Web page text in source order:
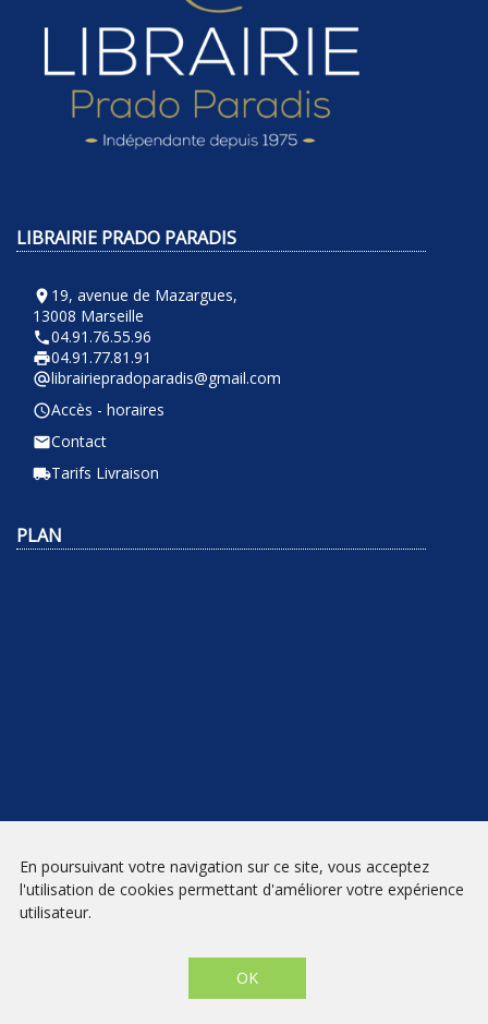
LIBRAIRIE PRADO PARADIS
room 19, avenue de Mazargues,
13008 Marseille
phone04.91.76.55.96
local_printshop04.91.77.81.91
alternate_emaillibrairiepradoparadis@gmail.com
query_builderAccès - horaires
emailContact
local_shippingTarifs Livraison
PLAN
INSCRIPTION
Paradis - Marseille © 2026 - Site créé par
En poursuivant votre navigation sur ce site, vous acceptez
l'utilisation de cookies permettant d'améliorer votre expérience
utilisateur.
OK